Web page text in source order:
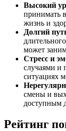
Высокий
принимать
жизнь и
Долгий
может
Стресс и
случаями и
ситуациях
смены и
доступным
Рейтинг